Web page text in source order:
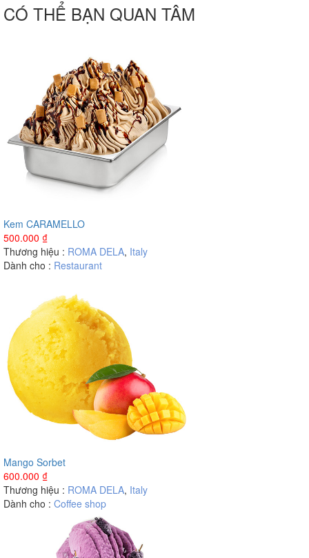
CÓ THỂ BẠN QUAN TÂM
Kem CARAMELLO
500.000 ₫
Thương hiệu : ROMA DELA, Italy
Dành cho : Restaurant
Mango Sorbet
600.000 ₫
Thương hiệu : ROMA DELA, Italy
Dành cho : Coffee shop